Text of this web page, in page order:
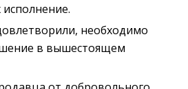
необходимо
в вышестоящем